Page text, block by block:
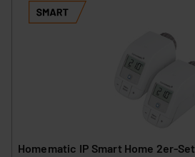
Homematic IP Smart Home 2er-Set